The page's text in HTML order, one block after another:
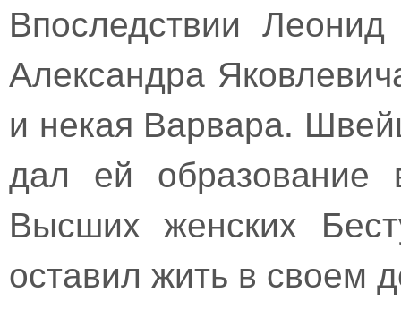
Впоследствии
Александра
и некая Варвара.
дал ей образование
Высших женских
оставил жить в своем